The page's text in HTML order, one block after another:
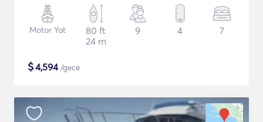
Motor Yat
80 ft
24 m
9 4 7
$4,594/gece